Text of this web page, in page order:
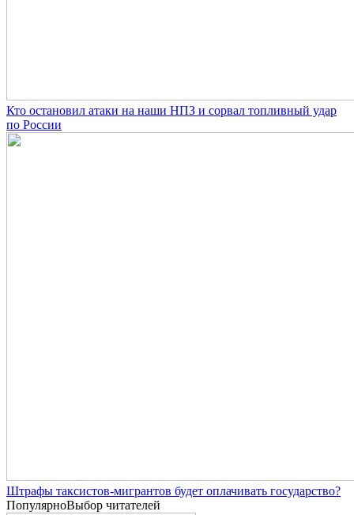
Кто остановил атаки на наши НПЗ и сорвал топливный удар
по России
Штрафы таксистов-мигрантов будет оплачивать государство?
ПопулярноВыбор читателей